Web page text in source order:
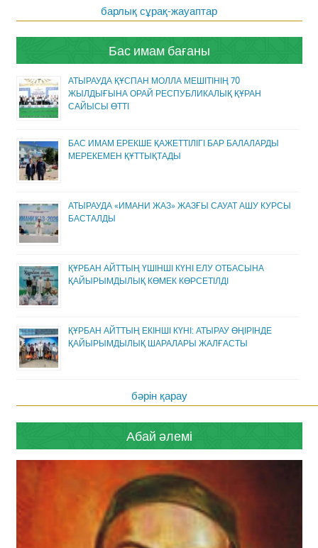
барлық сұрақ-жауаптар
Бас имам бағаны
АТЫРАУДА ҚҰСПАН МОЛЛА МЕШІТІНІҢ 70
ЖЫЛДЫҒЫНА ОРАЙ РЕСПУБЛИКАЛЫҚ ҚҰРАН
САЙЫСЫ ӨТТІ
БАС ИМАМ ЕРЕКШЕ ҚАЖЕТТІЛІГІ БАР БАЛАЛАРДЫ
МЕРЕКЕМЕН ҚҰТТЫҚТАДЫ
АТЫРАУДА «ИМАНИ ЖАЗ» ЖАЗҒЫ САУАТ АШУ КУРСЫ
БАСТАЛДЫ
ҚҰРБАН АЙТТЫҢ ҮШІНШІ КҮНІ ЕЛУ ОТБАСЫНА
ҚАЙЫРЫМДЫЛЫҚ КӨМЕК КӨРСЕТІЛДІ
ҚҰРБАН АЙТТЫҢ ЕКІНШІ КҮНІ: АТЫРАУ ӨҢІРІНДЕ
ҚАЙЫРЫМДЫЛЫҚ ШАРАЛАРЫ ЖАЛҒАСТЫ
бәрін қарау
Абай әлемі